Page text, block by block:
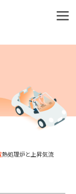
熱処理炉と上昇気流